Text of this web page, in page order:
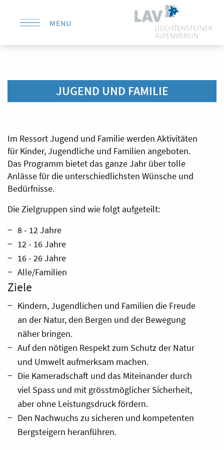
MENU
JUGEND UND FAMILIE
Im Ressort Jugend und Familie werden Aktivitäten
für Kinder, Jugendliche und Familien angeboten.
Das Programm bietet das ganze Jahr über tolle
Anlässe für die unterschiedlichsten Wünsche und
Bedürfnisse.
Die Zielgruppen sind wie folgt aufgeteilt:
8 - 12 Jahre
12 - 16 Jahre
16 - 26 Jahre
Alle/Familien
Ziele
Kindern, Jugendlichen und Familien die Freude
an der Natur, den Bergen und der Bewegung
näher bringen.
Auf den nötigen Respekt zum Schutz der Natur
und Umwelt aufmerksam machen.
Die Kameradschaft und das Miteinander durch
viel Spass und mit grösstmöglicher Sicherheit,
aber ohne Leistungsdruck fördern.
Den Nachwuchs zu sicheren und kompetenten
Bergsteigern heranführen.